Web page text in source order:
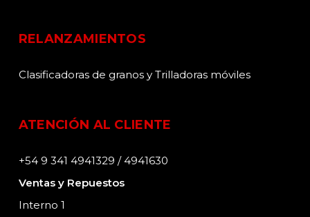
RELANZAMIENTOS
Clasificadoras de granos y Trilladoras móviles
ATENCIÓN AL CLIENTE
+54 9 341 4941329 / 4941630
Ventas y Repuestos
Interno 1